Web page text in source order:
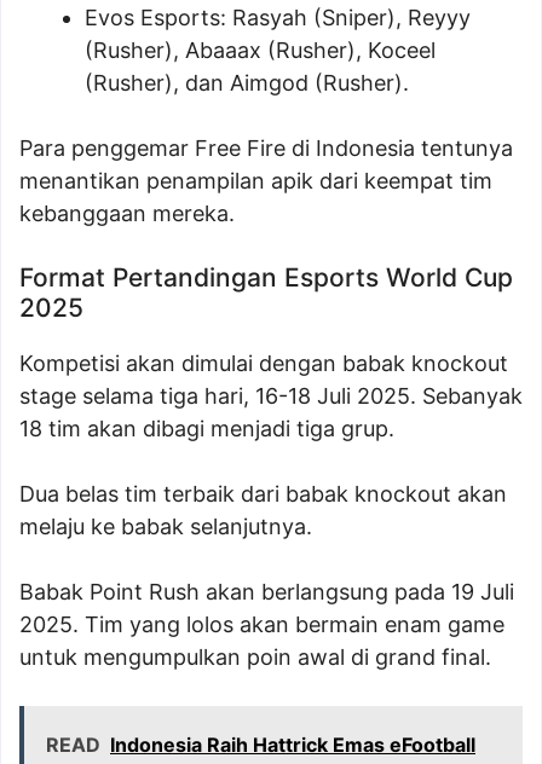
Evos Esports: Rasyah (Sniper), Reyyy
(Rusher), Abaaax (Rusher), Koceel
(Rusher), dan Aimgod (Rusher).
Para penggemar Free Fire di Indonesia tentunya
menantikan penampilan apik dari keempat tim
kebanggaan mereka.
Format Pertandingan Esports World Cup
2025
Kompetisi akan dimulai dengan babak knockout
stage selama tiga hari, 16-18 Juli 2025. Sebanyak
18 tim akan dibagi menjadi tiga grup.
Dua belas tim terbaik dari babak knockout akan
melaju ke babak selanjutnya.
Babak Point Rush akan berlangsung pada 19 Juli
2025. Tim yang lolos akan bermain enam game
untuk mengumpulkan poin awal di grand final.
READ Indonesia Raih Hattrick Emas eFootball